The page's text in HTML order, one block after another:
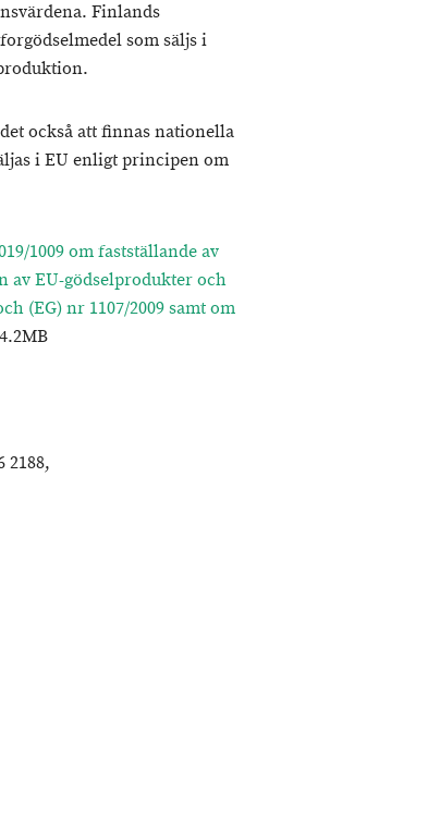
Finlands
som säljs i
också att finnas nationella
i EU enligt principen om
1009 om fastställande av
av EU-gödselprodukter och
(EG) nr 1107/2009 samt om
2188,